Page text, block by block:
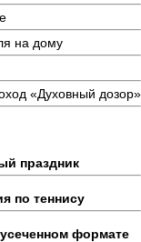
на дому
«Духовный дозор»
праздник
по теннису
формате